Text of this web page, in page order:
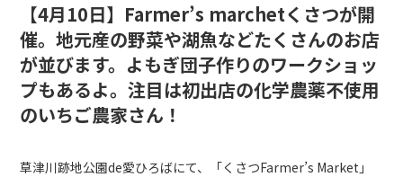
【4月10日】Farmer’s marchetくさつが開
催。地元産の野菜や湖魚などたくさんのお店
が並びます。よもぎ団子作りのワークショッ
プもあるよ。注目は初出店の化学農薬不使用
のいちご農家さん！
草津川跡地公園de愛ひろばにて、「くさつFarmer’s Market」